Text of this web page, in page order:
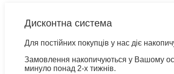
Дисконтна система
Для постійних покупців у нас діє
Замовлення накопичуються у Вашому
минуло понад 2-х тижнів.